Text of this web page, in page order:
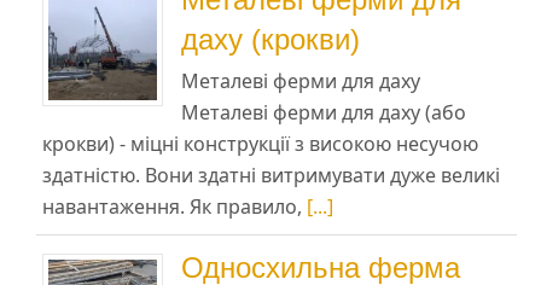
даху (крокви)
Металеві ферми для даху
Металеві ферми для даху (або
крокви) - міцні конструкції з високою несучою
здатністю. Вони здатні витримувати дуже великі
навантаження. Як правило, [...]
Односхильна ферма